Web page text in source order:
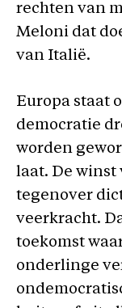
rechten van
Meloni dat
van Italië.
Europa staat
democratie
worden
laat. De winst
tegenover
veerkracht.
toekomst
onderlinge